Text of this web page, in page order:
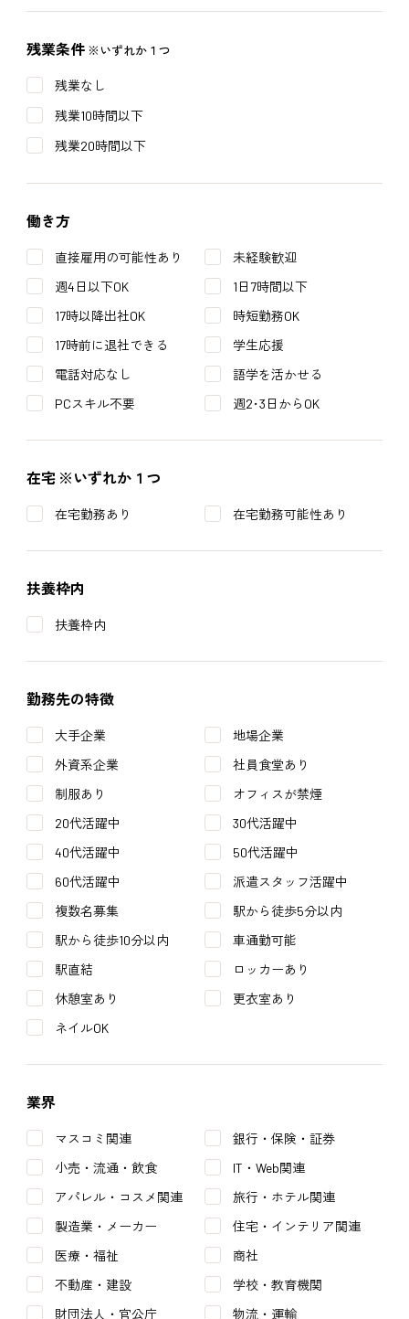
残業条件 ※いずれか１つ
残業なし
残業10時間以下
残業20時間以下
働き方
直接雇用の可能性あり
未経験歓迎
週4日以下OK
1日7時間以下
17時以降出社OK
時短勤務OK
17時前に退社できる
学生応援
電話対応なし
語学を活かせる
PCスキル不要
週2･3日からOK
在宅 ※いずれか１つ
在宅勤務あり 在宅勤務可能性あり
扶養枠内
扶養枠内
勤務先の特徴
大手企業
地場企業
外資系企業
社員食堂あり
制服あり
オフィスが禁煙
20代活躍中
30代活躍中
40代活躍中
50代活躍中
60代活躍中
派遣スタッフ活躍中
複数名募集
駅から徒歩5分以内
駅から徒歩10分以内
車通勤可能
駅直結
ロッカーあり
休憩室あり
更衣室あり
ネイルOK
業界
マスコミ関連
銀行・保険・証券
小売・流通・飲食
IT・Web関連
アパレル・コスメ関連
旅行・ホテル関連
製造業・メーカー
住宅・インテリア関連
医療・福祉
商社
不動産・建設
学校・教育機関
財団法人・官公庁
物流・運輸